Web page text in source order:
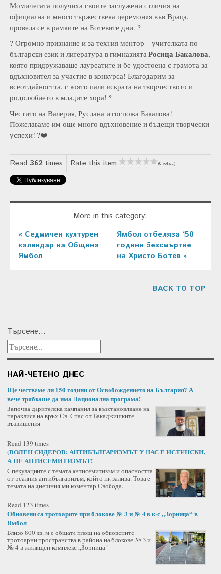
Момичетата получиха своите заслужени отличия на
официална и много тържествена церемония във Враца,
провела се в рамките на Ботевите дни. ?
? Огромно признание и за техния ментор – учителката по
български език и литература в гимназията Росица Бакалова,
която придружаваше лауреатите и бе удостоена с грамота за
вдъхновител за участие в конкурса! Благодарим за
всеотдайността, с която пали искрата на творчеството и
родолюбието в младите хора! ?
Честито на Валерия, Руслана и госпожа Бакалова!
Пожелаваме им още много вдъхновение и бъдещи творчески
успехи! ?❤️
Read 362 times Rate this item (0 votes)
More in this category:
« Седмичен културен
календар на Община
Ямбол
Ямбол отбеляза 150
години безсмъртие
на Христо Ботев »
BACK TO TOP
Търсене...
НАЙ-ЧЕТЕНО ДНЕС
Ще честваме ли 150 години от Освобождението на България? А
вече трябваше да има Национална програма!
Започва дарителска кампания за възстановяване на
параклиса на връх Св. Спас от Бакаджишките
възвишения
Read 139 times
(ВОЛЕН СИДЕРОВ: АНТИБЪЛГАРИЗМЪТ У НАС Е ИСТИНСКИ,
А НЕ АНТИСЕМИТИЗМЪТ!
Спекулациите с темата антисемитизъм и опасността
от реалния антибългаризъм, който ни залива. Това е
темата на днешния ми коментар Свобода.
Read 123 times
Обновени са тротоарите при блокове № 3 и № 4 в к-с „Зорница“ в
Ямбол
Близо 800 кв. м е общата площ на обновените
тротоарни пространства в района на блокове № 3 и
№ 4 в жилищен комплекс „Зорница"